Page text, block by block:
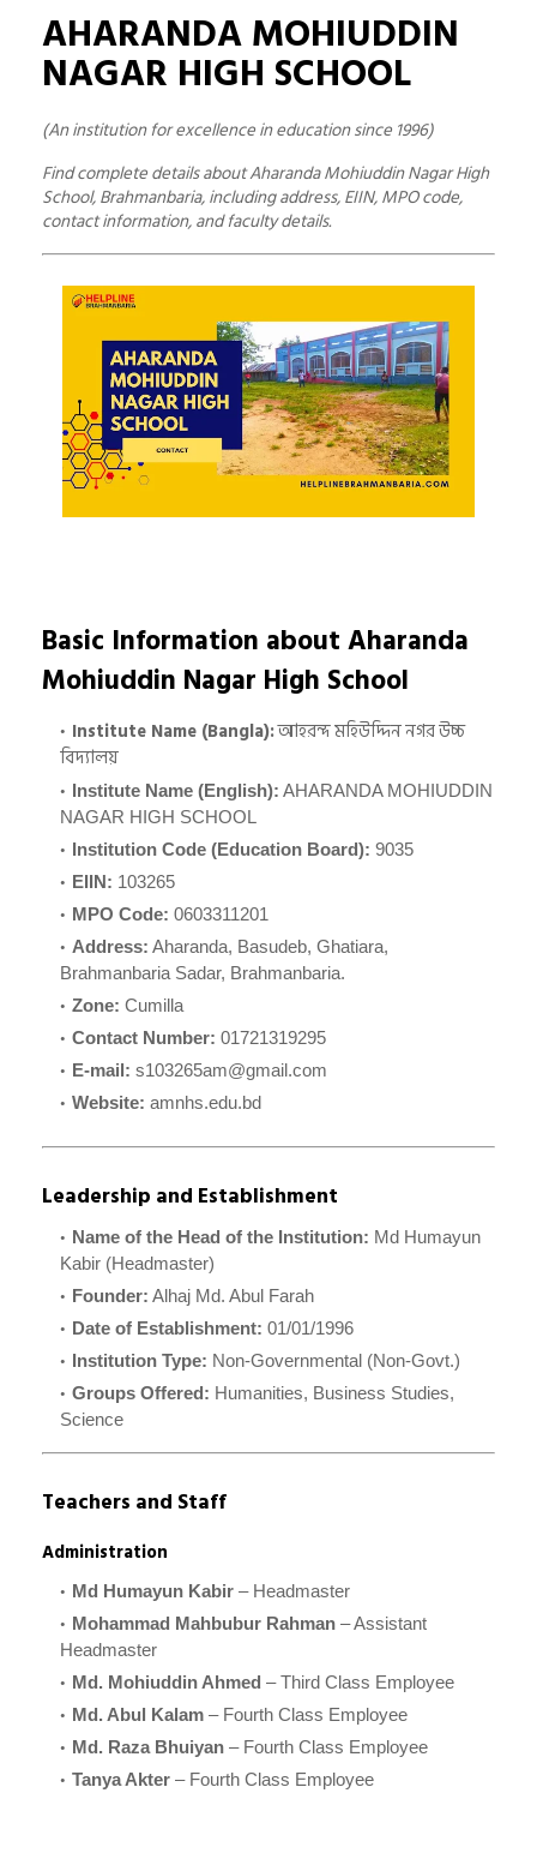
AHARANDA MOHIUDDIN
NAGAR HIGH SCHOOL
(An institution for excellence in education since 1996)
Find complete details about Aharanda Mohiuddin Nagar High
School, Brahmanbaria, including address, EIIN, MPO code,
contact information, and faculty details.
Basic Information about Aharanda
Mohiuddin Nagar High School
Institute Name (Bangla):আহরন্দ মহিউদ্দিন নগর উচ্চ
বিদ্যালয়
Institute Name (English): AHARANDA MOHIUDDIN
NAGAR HIGH SCHOOL
Institution Code (Education Board): 9035
EIIN: 103265
MPO Code: 0603311201
Address: Aharanda, Basudeb, Ghatiara,
Brahmanbaria Sadar, Brahmanbaria.
Zone: Cumilla
Contact Number: 01721319295
E-mail: s103265am@gmail.com
Website: amnhs.edu.bd
Leadership and Establishment
Name of the Head of the Institution: Md Humayun
Kabir (Headmaster)
Founder: Alhaj Md. Abul Farah
Date of Establishment: 01/01/1996
Institution Type: Non-Governmental (Non-Govt.)
Groups Offered: Humanities, Business Studies,
Science
Teachers and Staff
Administration
Md Humayun Kabir – Headmaster
Mohammad Mahbubur Rahman – Assistant
Headmaster
Md. Mohiuddin Ahmed – Third Class Employee
Md. Abul Kalam – Fourth Class Employee
Md. Raza Bhuiyan – Fourth Class Employee
Tanya Akter – Fourth Class Employee